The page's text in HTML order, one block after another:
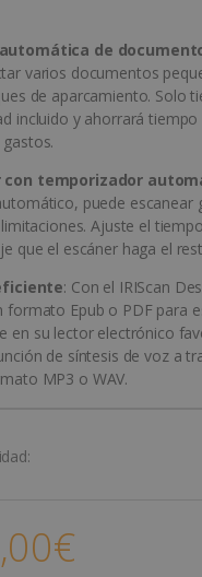
de
varios documentos
de aparcamiento. Solo
incluido y ahorrará tiempo
con temporizador
puede escanear
Ajuste el
que el escáner haga el
: Con el IRIScan
formato Epub o PDF para
en su lector electrónico
de síntesis de voz a
MP3 o WAV.